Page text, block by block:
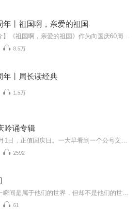
年丨祖国啊，亲爱的祖国
8.5万
年丨局长读经典
1.5万
吟诵专辑
2592
61